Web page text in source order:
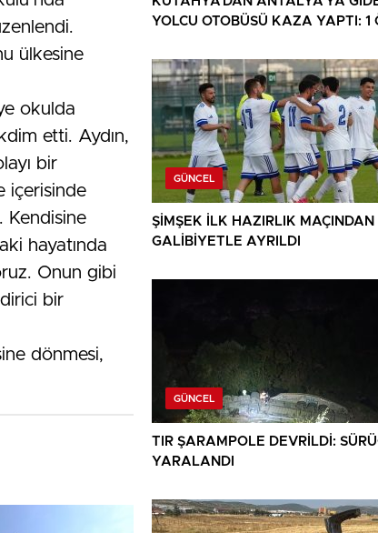
ülkesine
okulda
etti. Aydın,
bir
içerisinde
Kendisine
hayatında
Onun gibi
bir
dönmesi,
YOLCU OTOBÜSÜ KAZA YAPTI: 1
GÜNCEL
ŞİMŞEK İLK HAZIRLIK MAÇINDAN
GALİBİYETLE AYRILDI
GÜNCEL
TIR ŞARAMPOLE DEVRİLDİ:
YARALANDI